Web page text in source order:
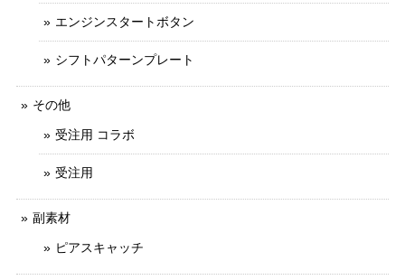
エンジンスタートボタン
シフトパターンプレート
その他
受注用 コラボ
受注用
副素材
ピアスキャッチ